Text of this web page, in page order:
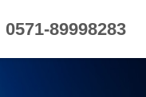
0571-89998283